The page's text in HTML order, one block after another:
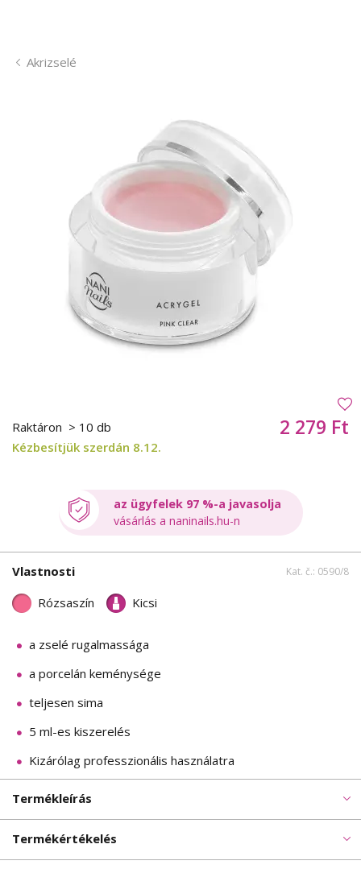
Akrizselé
Raktáron > 10 db
Kézbesítjük szerdán 8.12.
2 279 Ft
az ügyfelek 97 %-a javasolja
vásárlás a naninails.hu-n
Vlastnosti Kat. č.: 0590/8
Rózsaszín Kicsi
a zselé rugalmassága
a porcelán keménysége
teljesen sima
5 ml-es kiszerelés
Kizárólag professzionális használatra
Termékleírás
Termékértékelés